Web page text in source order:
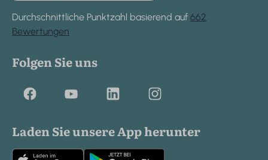
Durchschnittliche Punktzahl basierend auf 662
Bewertungen
Folgen Sie uns
Laden Sie unsere App herunter